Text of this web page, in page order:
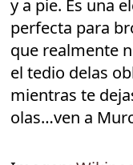
y a pie. Es una
perfecta para
que realmente
el tedio delas
mientras te
olas…ven a